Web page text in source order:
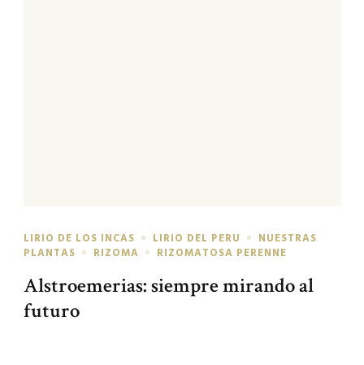
LIRIO DE LOS INCAS LIRIO DEL PERU
NUESTRAS
PLANTAS
RIZOMA RIZOMATOSA PERENNE
Alstroemerias: siempre mirando al
futuro